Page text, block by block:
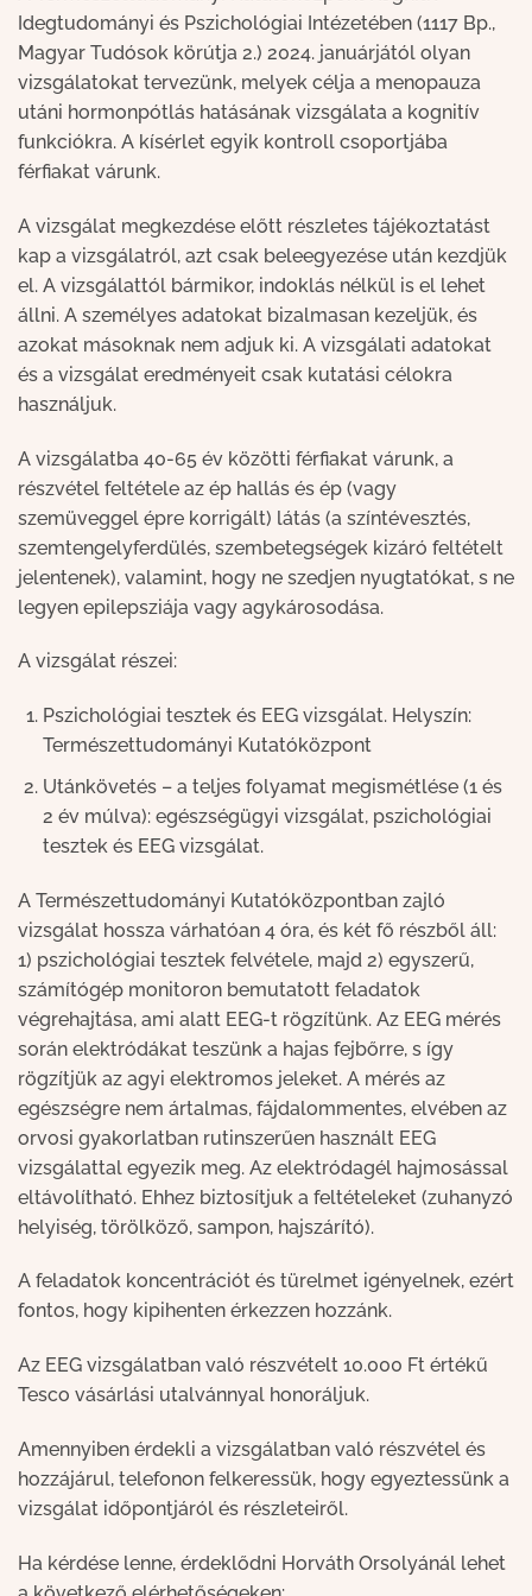
Idegtudományi és Pszichológiai Intézetében (1117 Bp.,
Magyar Tudósok körútja 2.) 2024. januárjától olyan
vizsgálatokat tervezünk, melyek célja a menopauza
utáni hormonpótlás hatásának vizsgálata a kognitív
funkciókra. A kísérlet egyik kontroll csoportjába
férfiakat várunk.
A vizsgálat megkezdése előtt részletes tájékoztatást
kap a vizsgálatról, azt csak beleegyezése után kezdjük
el. A vizsgálattól bármikor, indoklás nélkül is el lehet
állni. A személyes adatokat bizalmasan kezeljük, és
azokat másoknak nem adjuk ki. A vizsgálati adatokat
és a vizsgálat eredményeit csak kutatási célokra
használjuk.
A vizsgálatba 40-65 év közötti férfiakat várunk, a
részvétel feltétele az ép hallás és ép (vagy
szemüveggel épre korrigált) látás (a színtévesztés,
szemtengelyferdülés, szembetegségek kizáró feltételt
jelentenek), valamint, hogy ne szedjen nyugtatókat, s ne
legyen epilepsziája vagy agykárosodása.
A vizsgálat részei:
Pszichológiai tesztek és EEG vizsgálat. Helyszín:
Természettudományi Kutatóközpont
Utánkövetés – a teljes folyamat megismétlése (1 és
2 év múlva): egészségügyi vizsgálat, pszichológiai
tesztek és EEG vizsgálat.
A Természettudományi Kutatóközpontban zajló
vizsgálat hossza várhatóan 4 óra, és két fő részből áll:
1) pszichológiai tesztek felvétele, majd 2) egyszerű,
számítógép monitoron bemutatott feladatok
végrehajtása, ami alatt EEG-t rögzítünk. Az EEG mérés
során elektródákat teszünk a hajas fejbőrre, s így
rögzítjük az agyi elektromos jeleket. A mérés az
egészségre nem ártalmas, fájdalommentes, elvében az
orvosi gyakorlatban rutinszerűen használt EEG
vizsgálattal egyezik meg. Az elektródagél hajmosással
eltávolítható. Ehhez biztosítjuk a feltételeket (zuhanyzó
helyiség, törölköző, sampon, hajszárító).
A feladatok koncentrációt és türelmet igényelnek, ezért
fontos, hogy kipihenten érkezzen hozzánk.
Az EEG vizsgálatban való részvételt 10.000 Ft értékű
Tesco vásárlási utalvánnyal honoráljuk.
Amennyiben érdekli a vizsgálatban való részvétel és
hozzájárul, telefonon felkeressük, hogy egyeztessünk a
vizsgálat időpontjáról és részleteiről.
Ha kérdése lenne, érdeklődni Horváth Orsolyánál lehet